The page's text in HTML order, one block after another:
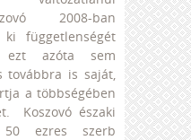
2008-ban
függetlenségét
ezt azóta sem
továbbra is saját,
a többségében
Koszovó északi
ezres szerb